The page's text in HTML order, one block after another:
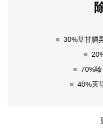
■ 30%草甘膦
■
■ 70%
■ 40%灭